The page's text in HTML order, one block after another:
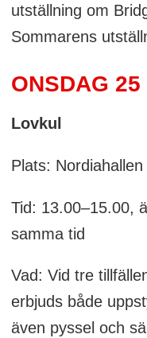
utställning om
Sommarens
ONSDAG 25
Lovkul
Plats: Nordiahallen
Tid: 13.00–15.00,
samma tid
Vad: Vid tre
erbjuds både
även pyssel och